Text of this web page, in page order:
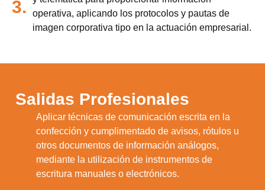
3.
operativa, aplicando los protocolos y pautas de
imagen corporativa tipo en la actuación empresarial.
Salidas Profesionales
Aplicar técnicas de comunicación escrita en la
confección y cumplimentado de avisos, rótulos u
otros documentos de información análogos,
mediante la utilización de instrumentos de
escritura manuales o electrónicos.